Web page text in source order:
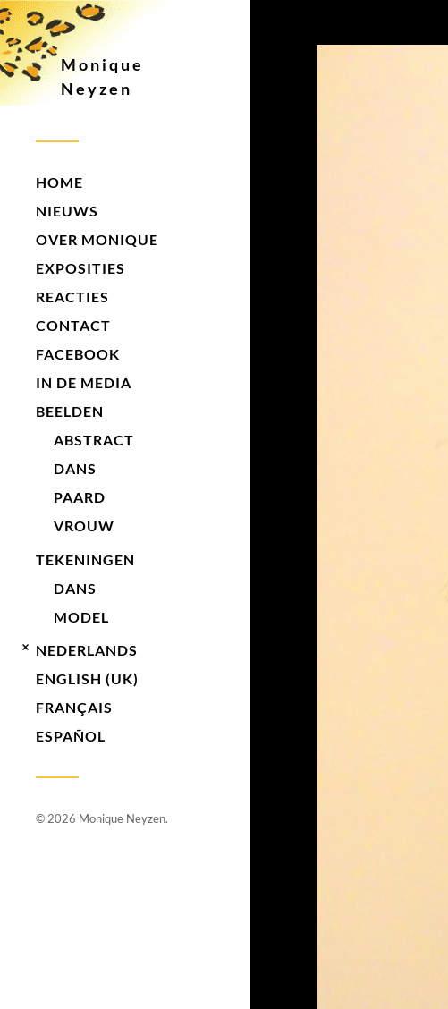
Monique
Neyzen
HOME
NIEUWS
OVER MONIQUE
EXPOSITIES
REACTIES
CONTACT
FACEBOOK
IN DE MEDIA
BEELDEN
ABSTRACT
DANS
PAARD
VROUW
TEKENINGEN
DANS
MODEL
NEDERLANDS
ENGLISH (UK)
FRANÇAIS
ESPAÑOL
© 2026 Monique Neyzen.